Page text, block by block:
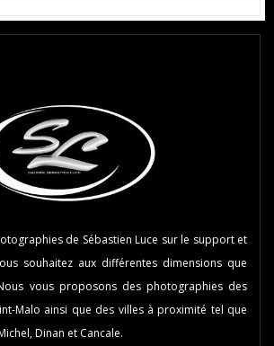
de Sébastien Luce sur le support et
souhaitez aux différentes dimensions que
vous proposons des photographies des
Malo ainsi que des villes à proximité tel que
Dinan et Cancale.